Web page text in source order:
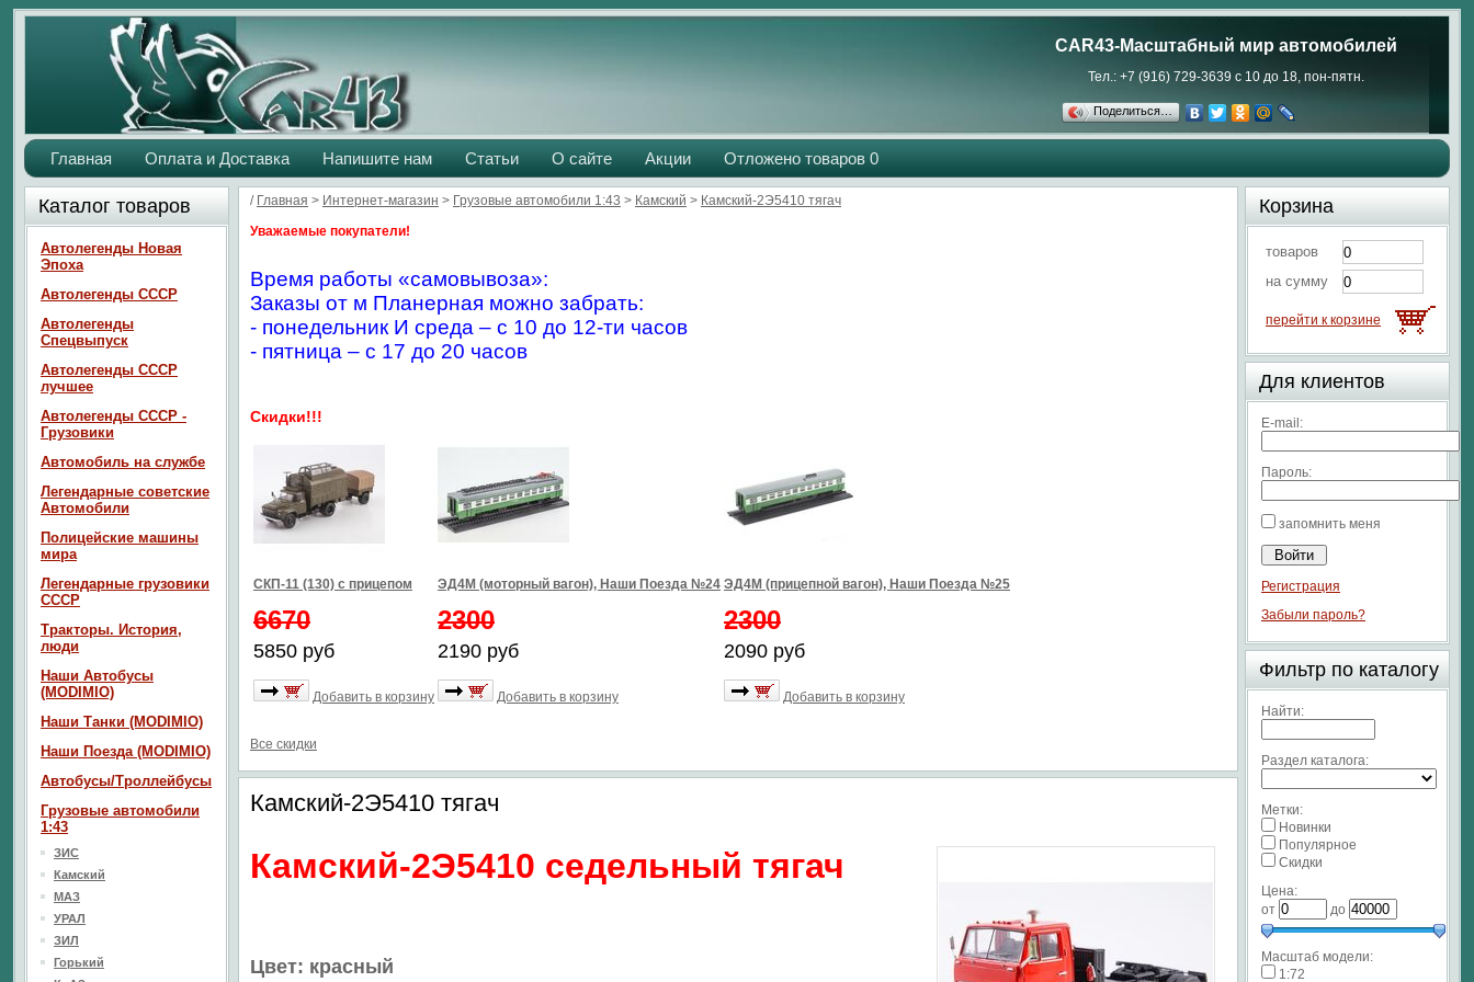
CAR43-Масштабный мир автомобилей
Тел.: +7 (916) 729-3639 с 10 до 18, пон-пятн.
Поделиться…
Главная Оплата и Доставка Напишите нам Статьи О сайте Акции Отложено товаров 0
/ Главная > Интернет-магазин > Грузовые автомобили 1:43 > Камский > Камский-2Э5410 тягач
Уважаемые покупатели!
Время работы «самовывоза»:
Заказы от м Планерная можно забрать:
- понедельник И среда – с 10 до 12-ти часов
- пятница – с 17 до 20 часов
Скидки!!!
СКП-11 (130) с прицепом
6670
5850 руб
Добавить в корзину
ЭД4М (моторный вагон), Наши Поезда №24
2300
2190 руб
Добавить в корзину
ЭД4М (прицепной вагон), Наши Поезда №25
2300
2090 руб
Добавить в корзину
Все скидки
Камский-2Э5410 тягач
Камский-2Э5410 седельный тягач
Цвет: красный
Каталог товаров
Автолегенды Новая
Эпоха
Автолегенды СССР
Автолегенды
Спецвыпуск
Автолегенды СССР
лучшее
Автолегенды СССР -
Грузовики
Автомобиль на службе
Легендарные советские
Автомобили
Полицейские машины
мира
Легендарные грузовики
СССР
Тракторы. История,
люди
Наши Автобусы
(MODIMIO)
Наши Танки (MODIMIO)
Наши Поезда (MODIMIO)
Автобусы/Троллейбусы
Грузовые автомобили
1:43
ЗИС
Камский
МАЗ
УРАЛ
ЗИЛ
Горький
Корзина
товаров
на сумму
перейти к корзине
Для клиентов
E-mail:
Пароль:
запомнить меня
Регистрация
Забыли пароль?
Фильтр по каталогу
Найти:
Раздел каталога:
Метки:
Новинки
Популярное
Скидки
Цена:
от
до
Масштаб модели:
1:72